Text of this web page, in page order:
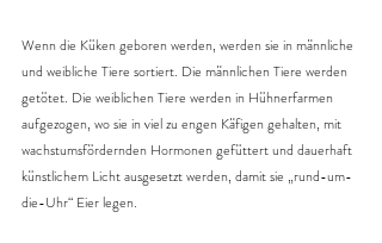
Wenn die Küken geboren werden, werden sie in männliche
und weibliche Tiere sortiert. Die männlichen Tiere werden
getötet. Die weiblichen Tiere werden in Hühnerfarmen
aufgezogen, wo sie in viel zu engen Käfigen gehalten, mit
wachstumsfördernden Hormonen gefüttert und dauerhaft
künstlichem Licht ausgesetzt werden, damit sie „rund-um-
die-Uhr“ Eier legen.